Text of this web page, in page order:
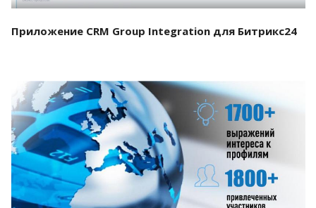
Приложение CRM Group Integration для Битрикс24
Смотреть проект